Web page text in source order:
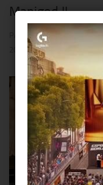
Manigod !!
THIERRY KER · PUBLIÉ